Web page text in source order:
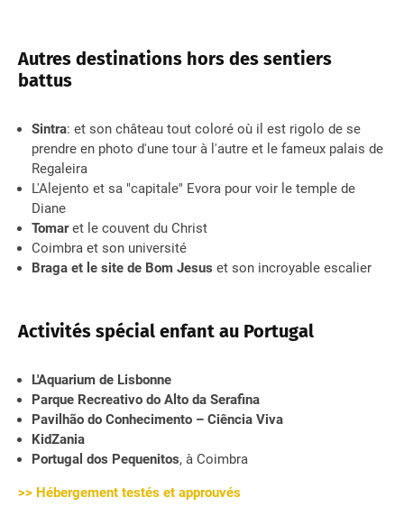
Autres destinations hors des sentiers
battus
Sintra: et son château tout coloré où il est rigolo de se
prendre en photo d'une tour à l'autre et le fameux palais de
Regaleira
L'Alejento et sa "capitale" Evora pour voir le temple de
Diane
Tomaret le couvent du Christ
Coimbra et son université
Braga et le site de Bom Jesus et son incroyable escalier
Activités spécial enfant au Portugal
L'Aquarium de Lisbonne
Parque Recreativo do Alto da Serafina
Pavilhão do Conhecimento – Ciência Viva
KidZania
Portugal dos Pequenitos, à Coimbra
>> Hébergement testés et approuvés